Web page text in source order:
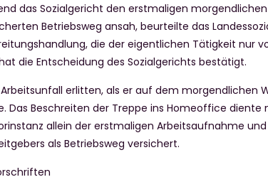
das Sozialgericht den erstmaligen
Betriebsweg ansah, beurteilte das
die der eigentlichen Tätigkeit nur
die Entscheidung des Sozialgerichts bestätigt.
erlitten, als er auf dem morgendlichen
Das Beschreiten der Treppe ins Homeoffice diente
allein der erstmaligen Arbeitsaufnahme
als Betriebsweg versichert.